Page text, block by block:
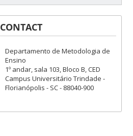
CONTACT
Departamento de Metodologia de
Ensino
1º andar, sala 103, Bloco B, CED
Campus Universitário Trindade -
Florianópolis - SC - 88040-900